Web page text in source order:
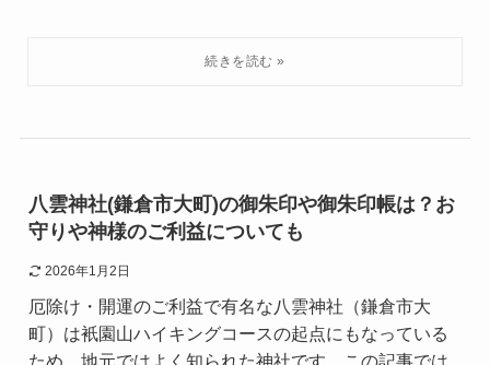
八雲神社(鎌倉市大町)の御朱印や御朱印帳は？お
守りや神様のご利益についても
2026年1月2日
厄除け・開運のご利益で有名な八雲神社（鎌倉市大
町）は衹園山ハイキングコースの起点にもなっている